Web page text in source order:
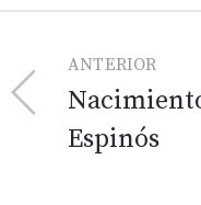
ANTERIOR
Espinós